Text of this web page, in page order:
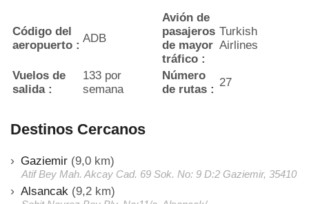
Código del
aeropuerto :
ADB
Avión de
pasajeros
de mayor
tráfico :
Turkish
Airlines
Vuelos de
salida :
133 por
semana
Número
de rutas :
27
Destinos Cercanos
Gaziemir (9,0 km)
Atif Bey Mah. Akcay Cad. 69 Sok. No: 9 D:2 Gaziemir, 35410
Alsancak (9,2 km)